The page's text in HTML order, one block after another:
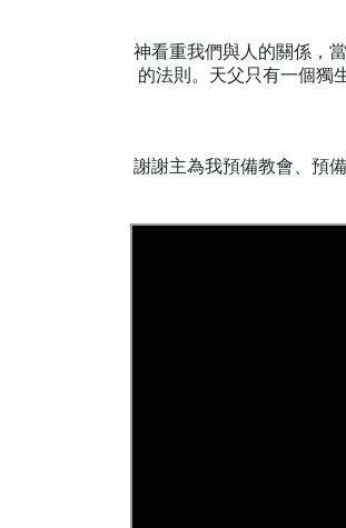
神看重我們與人的關係，
的法則。天父只有一個獨
謝謝主為我預備教會、預